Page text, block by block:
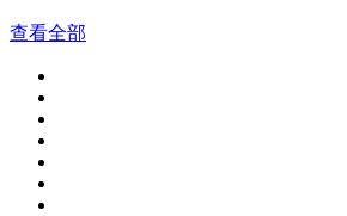
查看全部